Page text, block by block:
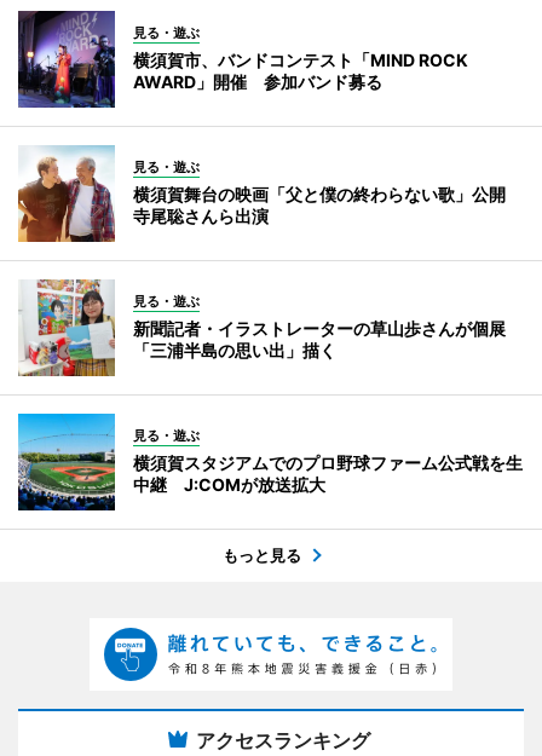
見る・遊ぶ
横須賀市、バンドコンテスト「MIND ROCK
AWARD」開催 参加バンド募る
見る・遊ぶ
横須賀舞台の映画「父と僕の終わらない歌」公開
寺尾聡さんら出演
見る・遊ぶ
新聞記者・イラストレーターの草山歩さんが個展
「三浦半島の思い出」描く
見る・遊ぶ
横須賀スタジアムでのプロ野球ファーム公式戦を生
中継 J:COMが放送拡大
もっと見る
アクセスランキング